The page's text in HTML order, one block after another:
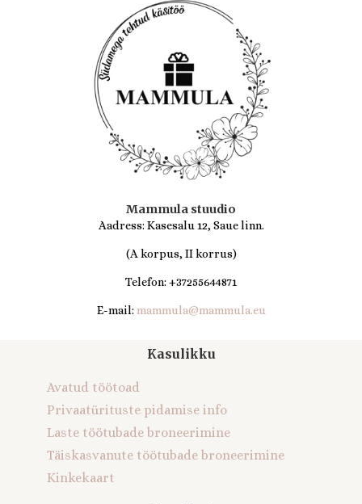
Mammula stuudio
Aadress: Kasesalu 12, Saue linn.
(A korpus, II korrus)
Telefon: +37255644871
E-mail: mammula@mammula.eu
Kasulikku
Avatud töötoad
Privaatürituste pidamise info
Laste töötubade broneerimine
Täiskasvanute töötubade broneerimine
Kinkekaart